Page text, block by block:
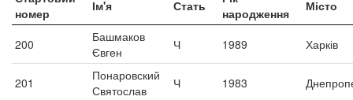
номер
Ім'я Стать
народження
Місто
200
Башмаков
Євген
Ч 1989 Харків
201
Понаровский
Святослав
Ч 1983